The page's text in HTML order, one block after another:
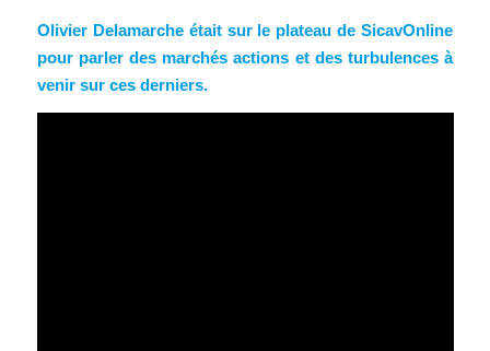
Olivier Delamarche était sur le plateau de SicavOnline
pour parler des marchés actions et des turbulences à
venir sur ces derniers.